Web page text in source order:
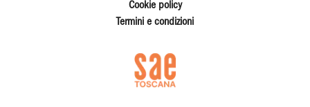
Cookie policy
Termini e condizioni